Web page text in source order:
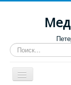
Искать...
Toggle